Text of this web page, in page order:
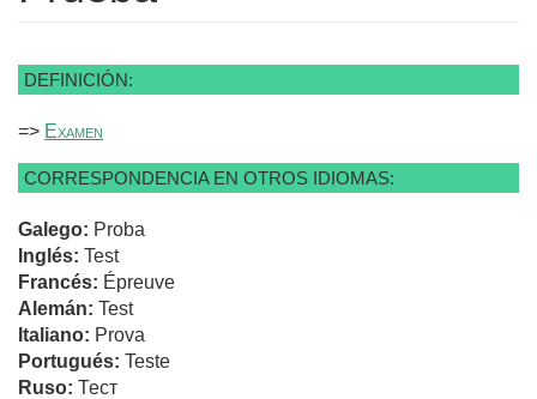
DEFINICIÓN:
=> Examen
CORRESPONDENCIA EN OTROS IDIOMAS:
Galego: Proba
Inglés: Test
Francés: Épreuve
Alemán: Test
Italiano: Prova
Portugués: Teste
Ruso: Тест